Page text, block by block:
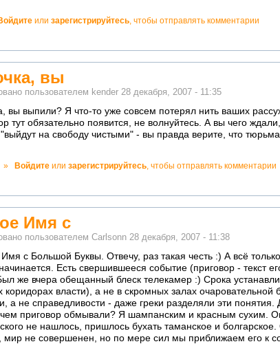
или зарегистрируйтесь, чтобы отправлять комментарии
вы
пользователем kender 28 декабря, 2007 - 11:35
вы выпили? Я что-то уже совсем потерял нить ваших
тут обязательно появится, не волнуйтесь. А вы чего
"выйдут на свободу чистыми" - вы правда верите, что
» Войдите или зарегистрируйтесь , чтобы отправлять комментарии
Имя с
пользователем Carlsonn 28 декабря, 2007 - 11:38
с Большой Буквы. Отвечу, раз такая честь :) А всё
Есть свершившееся событие (приговор - текст
же вчера обещанный блеск телекамер :) Срока
коридорах власти), а не в скромных залах
а не справедливости - даже греки разделяли эти понятия.
чем приговор обмывали? Я шампанским и красным сухим.
не нашлось, пришлось бухать таманское и
мир не совершенен, но по мере сил мы приближаем его к